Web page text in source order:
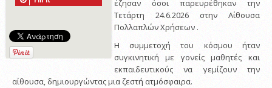
έζησαν όσοι παρευρέθηκαν την
Τετάρτη 24.6.2026 στην Αίθουσα
Πολλαπλών Χρήσεων .
Η συμμετοχή του κόσμου ήταν
συγκινητική με γονείς μαθητές και
εκπαιδευτικούς να γεμίζουν την
αίθουσα, δημιουργώντας μια ζεστή ατμόσφαιρα.